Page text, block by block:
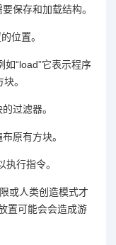
保存和加载结构。
位置。
“load”它表示程序
。
过滤器。
原有方块。
行指令。
或人类创造模式才
置可能会会造成游